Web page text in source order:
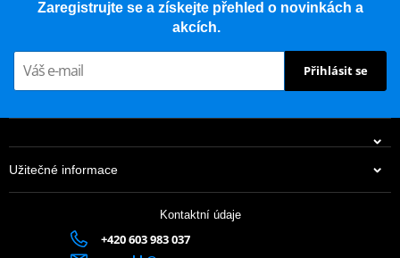
Zaregistrujte se a získejte přehled o novinkách a
akcích.
Přihlásit se
Užitečné informace
Kontaktní údaje
+420 603 983 037